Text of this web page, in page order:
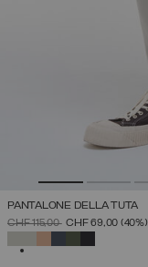
PANTALONE DELLA TUTA
PREZZO RIDOTTO DA
CHF 115,00ACHF 69,00 (40%)